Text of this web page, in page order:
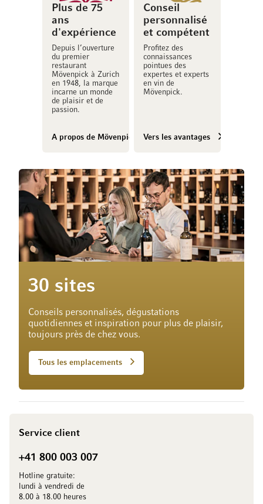
Plus de 75
ans
d'expérience
Depuis l’ouverture
du premier
restaurant
Mövenpick à Zurich
en 1948, la marque
incarne un monde
de plaisir et de
passion.
A propos de Mövenpick Vins
Conseil
personnalisé
et compétent
Profitez des
connaissances
pointues des
expertes et experts
en vin de
Mövenpick.
Vers les avantages
30 sites
Conseils personnalisés, dégustations
quotidiennes et inspiration pour plus de plaisir,
toujours près de chez vous.
Tous les emplacements
Service client
+41 800 003 007
Hotline gratuite:
lundi à vendredi de
8.00 à 18.00 heures